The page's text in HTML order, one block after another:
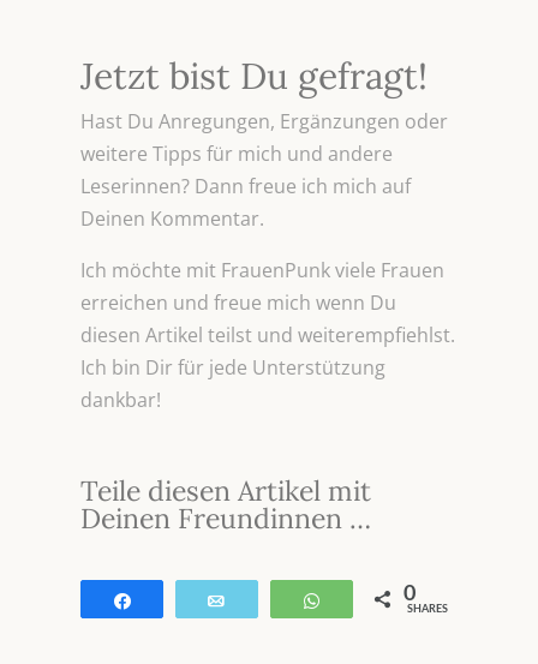
Jetzt bist Du gefragt!
Hast Du Anregungen, Ergänzungen oder
weitere Tipps für mich und andere
Leserinnen? Dann freue ich mich auf
Deinen Kommentar.
Ich möchte mit FrauenPunk viele Frauen
erreichen und freue mich wenn Du
diesen Artikel teilst und weiterempfiehlst.
Ich bin Dir für jede Unterstützung
dankbar!
Teile diesen Artikel mit
Deinen Freundinnen …
WhatsApp
0
SHARES